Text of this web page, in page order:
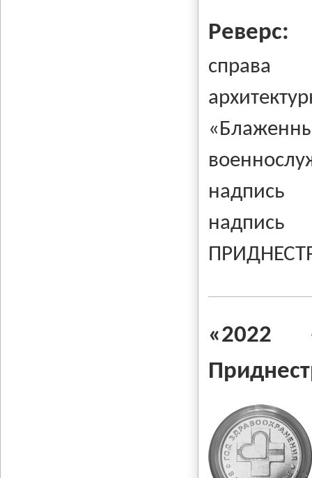
Реверс:
cправа
«2022